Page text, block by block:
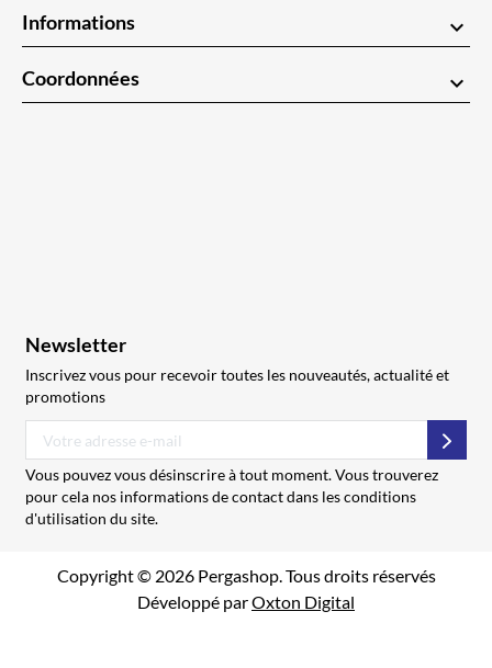
Informations keyboard_arrow_down
Coordonnées keyboard_arrow_down
Newsletter
Inscrivez vous pour recevoir toutes les nouveautés, actualité et
promotions
Vous pouvez vous désinscrire à tout moment. Vous trouverez
pour cela nos informations de contact dans les conditions
d'utilisation du site.
Copyright © 2026 Pergashop. Tous droits réservés
Développé parOxton Digital